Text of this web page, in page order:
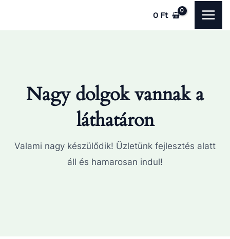
0 Ft
Nagy dolgok vannak a
láthatáron
Valami nagy készülődik! Üzletünk fejlesztés alatt
áll és hamarosan indul!